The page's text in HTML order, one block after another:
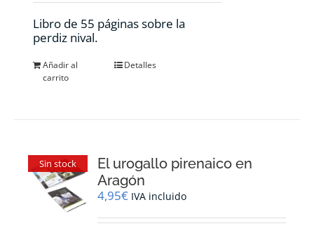
Libro de 55 páginas sobre la
perdiz nival.
Añadir al
carrito
Detalles
Sin stock
El urogallo pirenaico en
Aragón
4,95€ IVA incluido